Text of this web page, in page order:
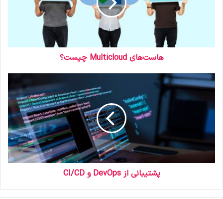
ا
ک
ن
د
هاست‌های Multicloud چیست؟
پشتیبانی از DevOps و CI/CD